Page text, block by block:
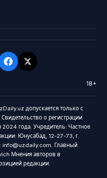
18+
допускается только с
о регистрации
года. Учредитель: Частное
Юнусабад, 12-27-73, г.
info@uzdaily.com. Главный
Мнения авторов в
редакции.